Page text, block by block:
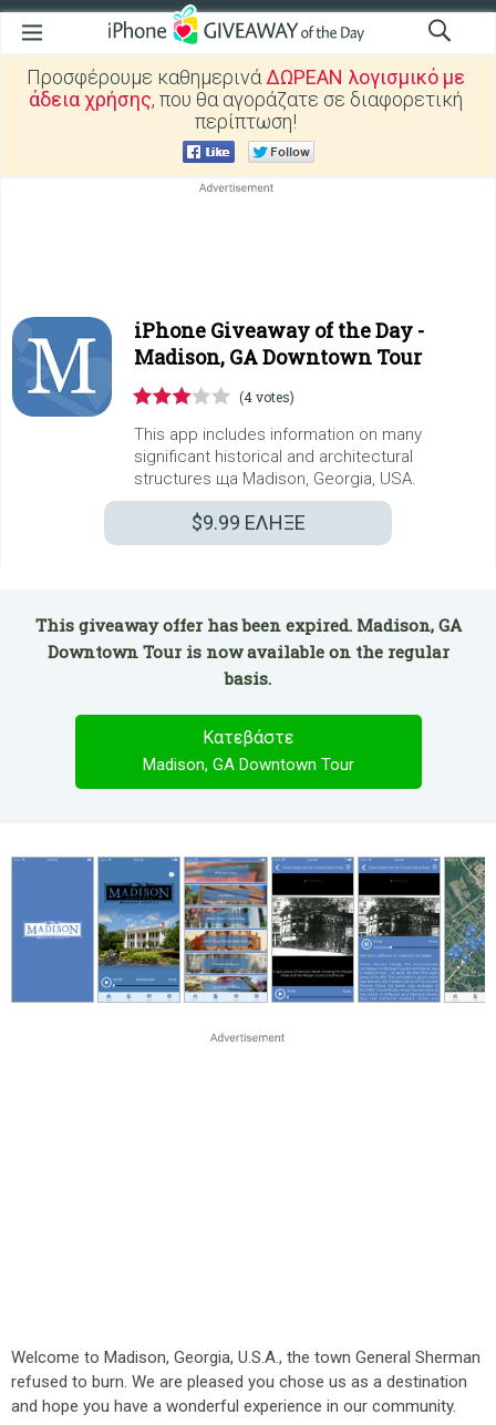
Προσφέρουμε καθημερινά ΔΩΡΕΑΝ λογισμικό με
άδεια χρήσης, που θα αγοράζατε σε διαφορετική
περίπτωση!
iPhone Giveaway of the Day -
Madison, GA Downtown Tour
(4 votes)
This app includes information on many
significant historical and architectural
structures ща Madison, Georgia, USA.
$9.99 ΕΛΗΞΕ
This giveaway offer has been expired. Madison, GA
Downtown Tour is now available on the regular
basis.
Κατεβάστε
Madison, GA Downtown Tour
Welcome to Madison, Georgia, U.S.A., the town General Sherman
refused to burn. We are pleased you chose us as a destination
and hope you have a wonderful experience in our community.